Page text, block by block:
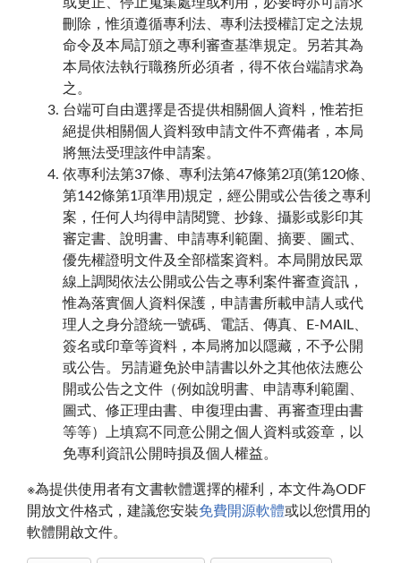
刪除，惟須遵循專利法、專利法授權訂定之法規
命令及本局訂頒之專利審查基準規定。另若其為
本局依法執行職務所必須者，得不依台端請求為
之。
台端可自由選擇是否提供相關個人資料，惟若拒
絕提供相關個人資料致申請文件不齊備者，本局
將無法受理該件申請案。
依專利法第37條、專利法第47條第2項(第120條、
第142條第1項準用)規定，經公開或公告後之專利
案，任何人均得申請閱覽、抄錄、攝影或影印其
審定書、說明書、申請專利範圍、摘要、圖式、
優先權證明文件及全部檔案資料。本局開放民眾
線上調閱依法公開或公告之專利案件審查資訊，
惟為落實個人資料保護，申請書所載申請人或代
理人之身分證統一號碼、電話、傳真、E-MAIL、
簽名或印章等資料，本局將加以隱藏，不予公開
或公告。另請避免於申請書以外之其他依法應公
開或公告之文件（例如說明書、申請專利範圍、
圖式、修正理由書、申復理由書、再審查理由書
等等）上填寫不同意公開之個人資料或簽章，以
免專利資訊公開時損及個人權益。
※為提供使用者有文書軟體選擇的權利，本文件為ODF
開放文件格式，建議您安裝免費開源軟體或以您慣用的
軟體開啟文件。